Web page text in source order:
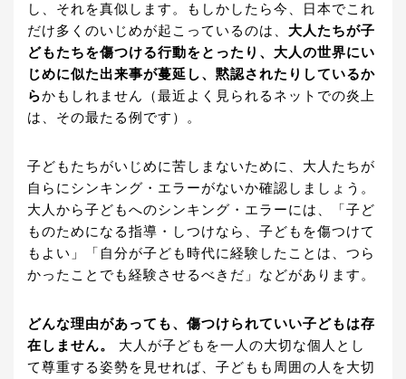
し、それを真似します。もしかしたら今、日本でこれ
だけ多くのいじめが起こっているのは、 大人たちが子
どもたちを傷つける行動をとったり、大人の世界にい
じめに似た出来事が蔓延し、黙認されたりしているか
らかもしれません（最近よく見られるネットでの炎上
は、その最たる例です）。
子どもたちがいじめに苦しまないために、大人たちが
自らにシンキング・エラーがないか確認しましょう。
大人から子どもへのシンキング・エラーには、「子ど
ものためになる指導・しつけなら、子どもを傷つけて
もよい」「自分が子ども時代に経験したことは、つら
かったことでも経験させるべきだ」などがあります。
どんな理由があっても、傷つけられていい子どもは存
在しません。
大人が子どもを一人の大切な個人とし
て尊重する姿勢を見せれば、子どもも周囲の人を大切